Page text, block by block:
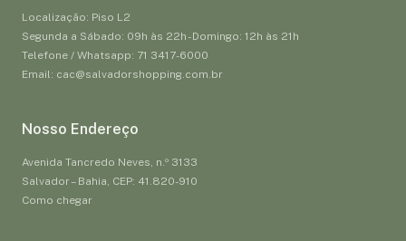
Localização: Piso L2
Segunda a Sábado: 09h às 22h - Domingo: 12h às 21h
Telefone / Whatsapp: 71 3417-6000
Email: cac@salvadorshopping.com.br
Nosso Endereço
Avenida Tancredo Neves, n.º 3133
Salvador – Bahia, CEP: 41.820-910
Como chegar